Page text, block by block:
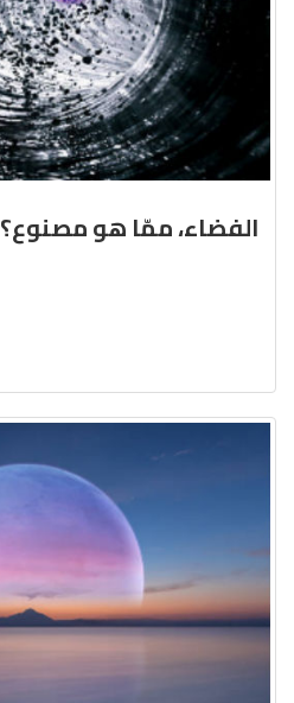
الفضاء، ممّا هو مصنوع؟